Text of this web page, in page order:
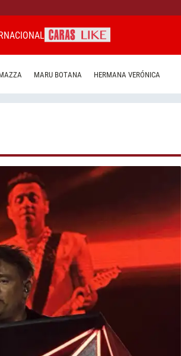
MARU BOTANA HERMANA VERÓNICA